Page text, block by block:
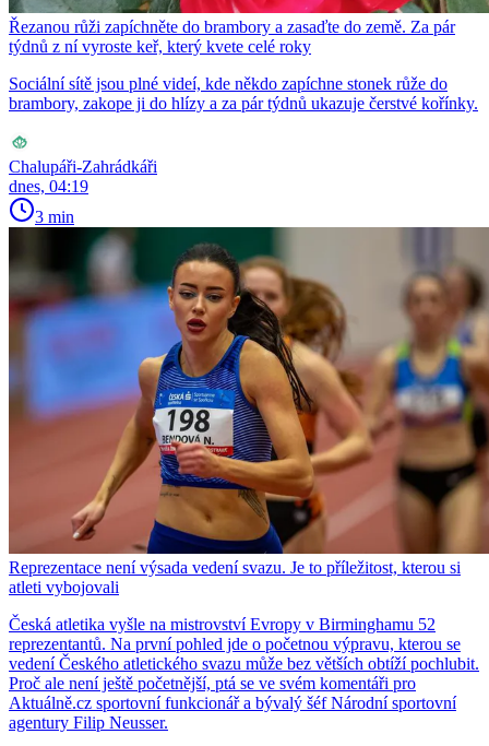
Řezanou růži zapíchněte do brambory a zasaďte do země. Za pár
týdnů z ní vyroste keř, který kvete celé roky
Sociální sítě jsou plné videí, kde někdo zapíchne stonek růže do
brambory, zakope ji do hlízy a za pár týdnů ukazuje čerstvé kořínky.
Chalupáři-Zahrádkáři
dnes, 04:19
3 min
Reprezentace není výsada vedení svazu. Je to příležitost, kterou si
atleti vybojovali
Česká atletika vyšle na mistrovství Evropy v Birminghamu 52
reprezentantů. Na první pohled jde o početnou výpravu, kterou se
vedení Českého atletického svazu může bez větších obtíží pochlubit.
Proč ale není ještě početnější, ptá se ve svém komentáři pro
Aktuálně.cz sportovní funkcionář a bývalý šéf Národní sportovní
agentury Filip Neusser.